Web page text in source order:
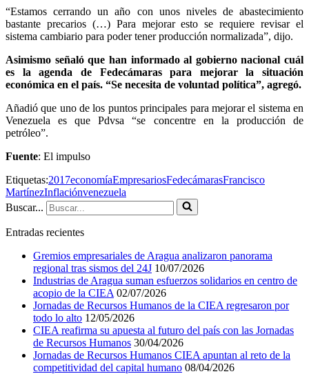
“Estamos cerrando un año con unos niveles de abastecimiento
bastante precarios (…) Para mejorar esto se requiere revisar el
sistema cambiario para poder tener producción normalizada”, dijo.
Asimismo señaló que han informado al gobierno nacional cuál
es la agenda de Fedecámaras para mejorar la situación
económica en el país. “Se necesita de voluntad política”, agregó.
Añadió que uno de los puntos principales para mejorar el sistema en
Venezuela es que Pdvsa “se concentre en la producción de
petróleo”.
Fuente: El impulso
Etiquetas:2017economíaEmpresariosFedecámarasFrancisco
MartínezInflaciónvenezuela
Buscar...
Entradas recientes
Gremios empresariales de Aragua analizaron panorama
regional tras sismos del 24J 10/07/2026
Industrias de Aragua suman esfuerzos solidarios en centro de
acopio de la CIEA 02/07/2026
Jornadas de Recursos Humanos de la CIEA regresaron por
todo lo alto 12/05/2026
CIEA reafirma su apuesta al futuro del país con las Jornadas
de Recursos Humanos 30/04/2026
Jornadas de Recursos Humanos CIEA apuntan al reto de la
competitividad del capital humano 08/04/2026